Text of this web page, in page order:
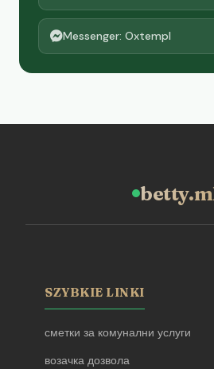
Messenger: Oxtempl
SZYBKIE LINKI
сметки за комунални услуги
возачка дозвола